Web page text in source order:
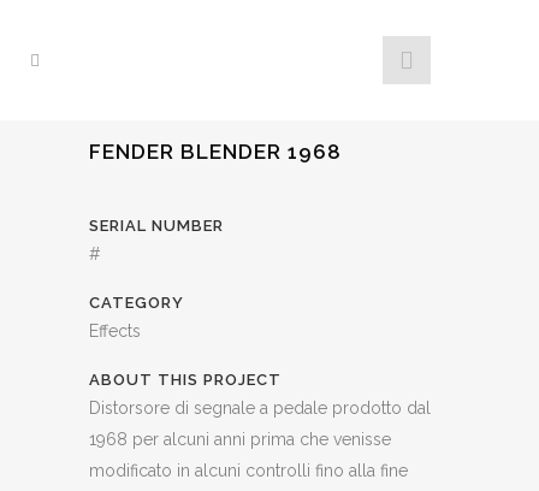
FENDER BLENDER 1968
SERIAL NUMBER
#
CATEGORY
Effects
ABOUT THIS PROJECT
Distorsore di segnale a pedale prodotto dal
1968 per alcuni anni prima che venisse
modificato in alcuni controlli fino alla fine